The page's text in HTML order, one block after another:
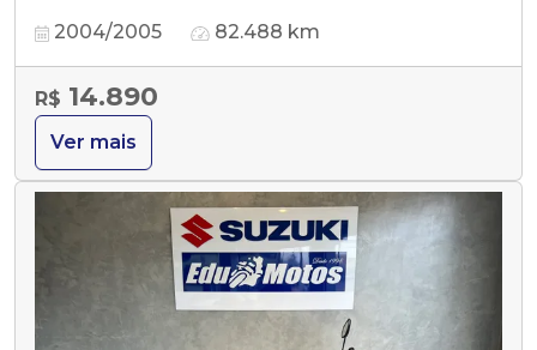
2004/2005 82.488 km
R$ 14.890
Ver mais